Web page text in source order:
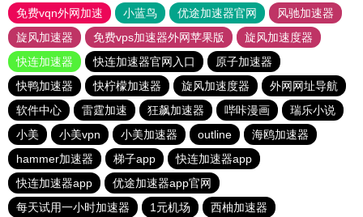
免费vqn外网加速
小蓝鸟 优途加速器官网
风驰加速器
旋风加速器
免费vps加速器外网苹果版
旋风加速度器
快连加速器
快连加速器官网入口
原子加速器
快鸭加速器
快柠檬加速器 旋风加速度器
外网网址导航
软件中心
雷霆加速 狂飙加速器 哔咔漫画
瑞乐小说
小美
小美vpn 小美加速器 outline
海鸥加速器
hammer加速器
梯子app
快连加速器app
快连加速器app
优途加速器app官网
每天试用一小时加速器
1元机场 西柚加速器